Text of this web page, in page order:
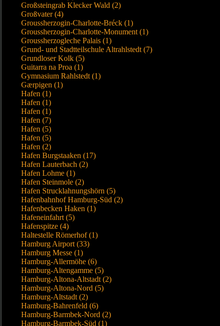
Großsteingrab Klecker Wald (2)
Großvater (4)
Groussherzogin-Charlotte-Bréck (1)
Groussherzogin-Charlotte-Monument (1)
Groussherzogleche Palais (1)
Grund- und Stadtteilschule Altrahlstedt (7)
Grundloser Kolk (5)
Guitarra na Proa (1)
Gymnasium Rahlstedt (1)
Gærpigen (1)
Hafen (1)
Hafen (1)
Hafen (1)
Hafen (7)
Hafen (5)
Hafen (5)
Hafen (2)
Hafen Burgstaaken (17)
Hafen Lauterbach (2)
Hafen Lohme (1)
Hafen Steinmole (2)
Hafen Strucklahnungshörn (5)
Hafenbahnhof Hamburg-Süd (2)
Hafenbecken Haken (1)
Hafeneinfahrt (5)
Hafenspitze (4)
Haltestelle Römerhof (1)
Hamburg Airport (33)
Hamburg Messe (1)
Hamburg-Allermöhe (6)
Hamburg-Altengamme (5)
Hamburg-Altona-Altstadt (2)
Hamburg-Altona-Nord (5)
Hamburg-Altstadt (2)
Hamburg-Bahrenfeld (6)
Hamburg-Barmbek-Nord (2)
Hamburg-Barmbek-Süd (1)